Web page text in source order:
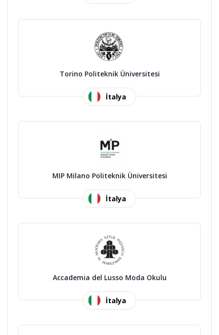
Torino Politeknik Üniversitesi
İtalya
MIP Milano Politeknik Üniversitesi
İtalya
Accademia del Lusso Moda Okulu
İtalya